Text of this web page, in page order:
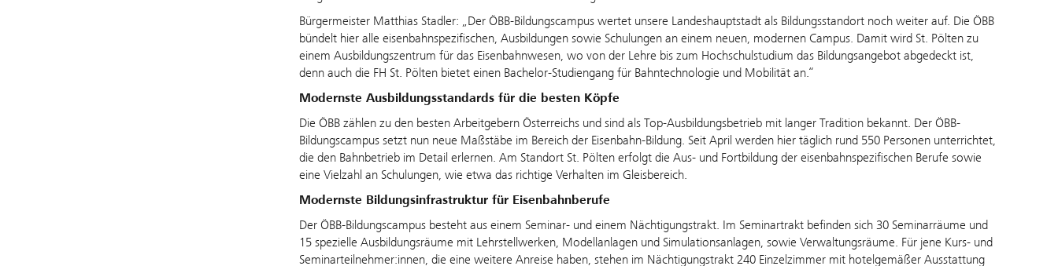
Bürgermeister Matthias Stadler: „Der ÖBB-Bildungscampus wertet unsere Landeshauptstadt als Bildungsstandort noch weiter auf. Die ÖBB
bündelt hier alle eisenbahnspezifischen, Ausbildungen sowie Schulungen an einem neuen, modernen Campus. Damit wird St. Pölten zu
einem Ausbildungszentrum für das Eisenbahnwesen, wo von der Lehre bis zum Hochschulstudium das Bildungsangebot abgedeckt ist,
denn auch die FH St. Pölten bietet einen Bachelor-Studiengang für Bahntechnologie und Mobilität an.“
Modernste Ausbildungsstandards für die besten Köpfe
Die ÖBB zählen zu den besten Arbeitgebern Österreichs und sind als Top-Ausbildungsbetrieb mit langer Tradition bekannt. Der ÖBB-
Bildungscampus setzt nun neue Maßstäbe im Bereich der Eisenbahn-Bildung. Seit April werden hier täglich rund 550 Personen unterrichtet,
die den Bahnbetrieb im Detail erlernen. Am Standort St. Pölten erfolgt die Aus- und Fortbildung der eisenbahnspezifischen Berufe sowie
eine Vielzahl an Schulungen, wie etwa das richtige Verhalten im Gleisbereich.
Modernste Bildungsinfrastruktur für Eisenbahnberufe
Der ÖBB-Bildungscampus besteht aus einem Seminar- und einem Nächtigungstrakt. Im Seminartrakt befinden sich 30 Seminarräume und
15 spezielle Ausbildungsräume mit Lehrstellwerken, Modellanlagen und Simulationsanlagen, sowie Verwaltungsräume. Für jene Kurs- und
Seminarteilnehmer:innen, die eine weitere Anreise haben, stehen im Nächtigungstrakt 240 Einzelzimmer mit hotelgemäßer Ausstattung